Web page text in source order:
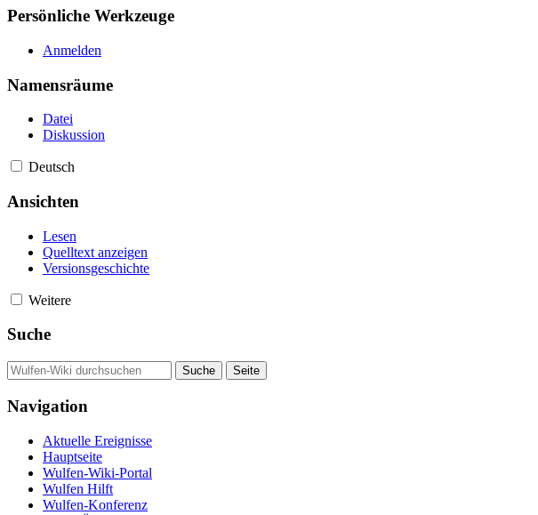
Persönliche Werkzeuge
Anmelden
Namensräume
Datei
Diskussion
Deutsch
Ansichten
Lesen
Quelltext anzeigen
Versionsgeschichte
Weitere
Suche
Navigation
Aktuelle Ereignisse
Hauptseite
Wulfen-Wiki-Portal
Wulfen Hilft
Wulfen-Konferenz